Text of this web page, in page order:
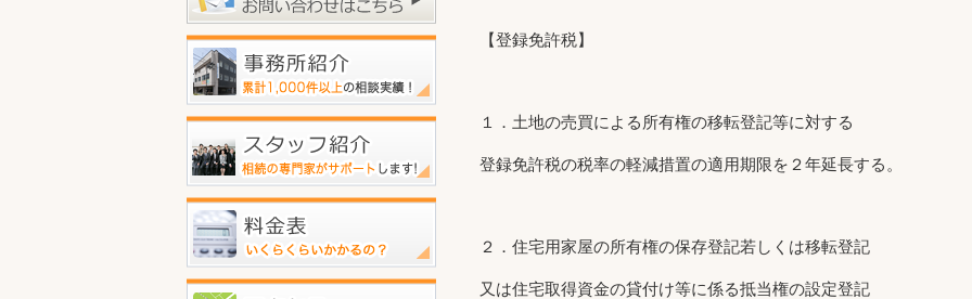
【登録免許税】
１．土地の売買による所有権の移転登記等に対する
登録免許税の税率の軽減措置の適用期限を２年延長する。
２．住宅用家屋の所有権の保存登記若しくは移転登記
又は住宅取得資金の貸付け等に係る抵当権の設定登記